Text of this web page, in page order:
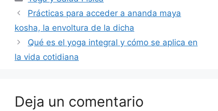
Prácticas para acceder a ananda maya
kosha, la envoltura de la dicha
Qué es el yoga integral y cómo se aplica en
la vida cotidiana
Deja un comentario